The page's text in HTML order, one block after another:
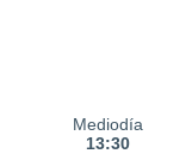
Mediodía
13:30